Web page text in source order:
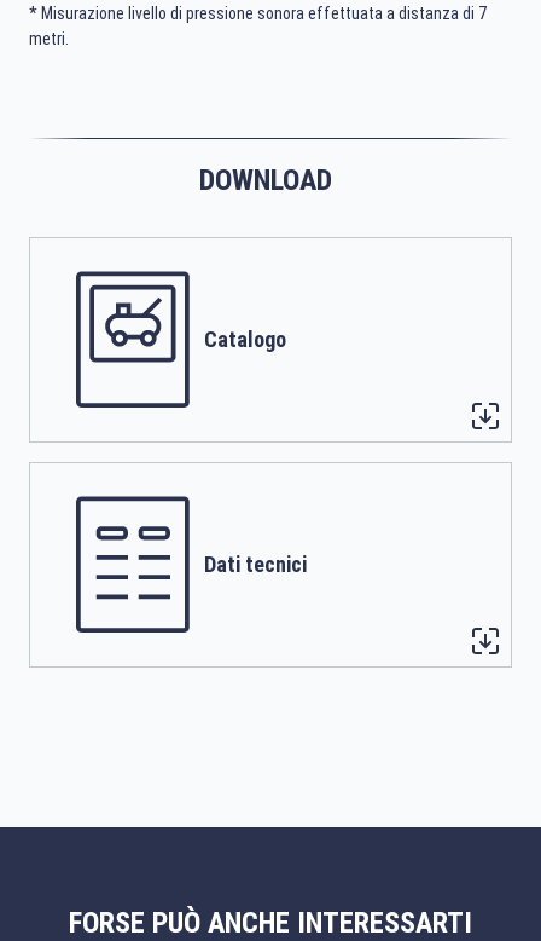
* Misurazione livello di pressione sonora effettuata a distanza di 7
metri.
DOWNLOAD
Catalogo
Dati tecnici
FORSE PUÒ ANCHE INTERESSARTI